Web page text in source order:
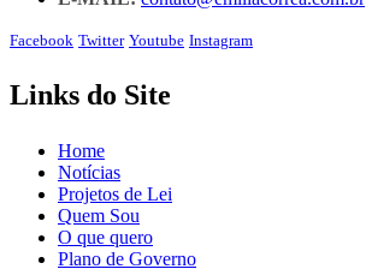
Facebook Twitter Youtube Instagram
Links do Site
Home
Notícias
Projetos de Lei
Quem Sou
O que quero
Plano de Governo